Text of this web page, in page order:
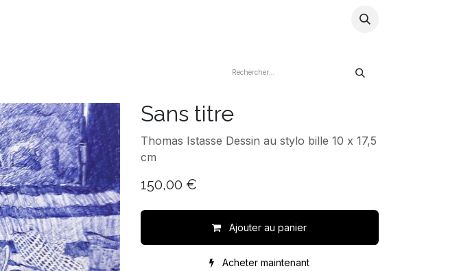
Sans titre
Thomas Istasse Dessin au stylo bille 10 x 17,5
cm
150,00 €
Ajouter au panier
Acheter maintenant